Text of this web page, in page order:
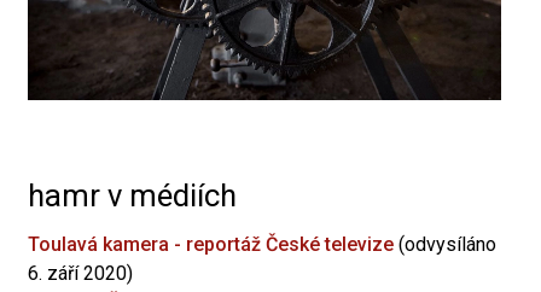
hamr v médiích
Toulavá kamera - reportáž České televize (odvysíláno
6. září 2020)